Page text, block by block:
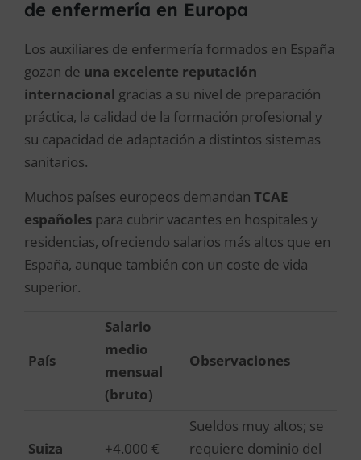
de enfermería en Europa
Los auxiliares de enfermería formados en España
gozan de una excelente reputación
internacional gracias a su nivel de preparación
práctica, la calidad de la formación profesional y
su capacidad de adaptación a distintos sistemas
sanitarios.
Muchos países europeos demandan TCAE
españoles para cubrir vacantes en hospitales y
residencias, ofreciendo salarios más altos que en
España, aunque también con un coste de vida
superior.
País
Salario
medio
mensual
(bruto)
Observaciones
Suiza +4.000 €
Sueldos muy altos; se
requiere dominio del